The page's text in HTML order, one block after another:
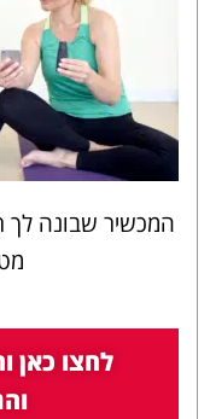
המכשיר שבונה לך
לחצו כאן